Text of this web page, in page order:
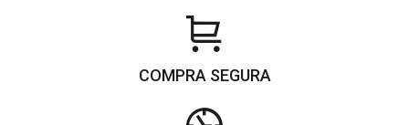
COMPRA SEGURA